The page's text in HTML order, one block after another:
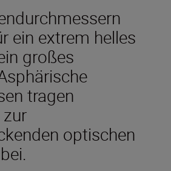
ein extrem helles
großes
tragen
optischen